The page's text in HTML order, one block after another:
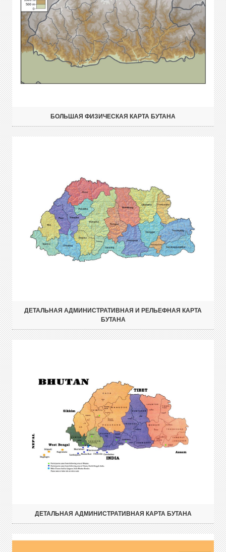
БОЛЬШАЯ ФИЗИЧЕСКАЯ КАРТА БУТАНА
ДЕТАЛЬНАЯ АДМИНИСТРАТИВНАЯ И РЕЛЬЕФНАЯ КАРТА
БУТАНА
ДЕТАЛЬНАЯ АДМИНИСТРАТИВНАЯ КАРТА БУТАНА